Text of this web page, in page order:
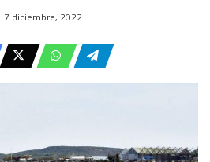
7 diciembre, 2022